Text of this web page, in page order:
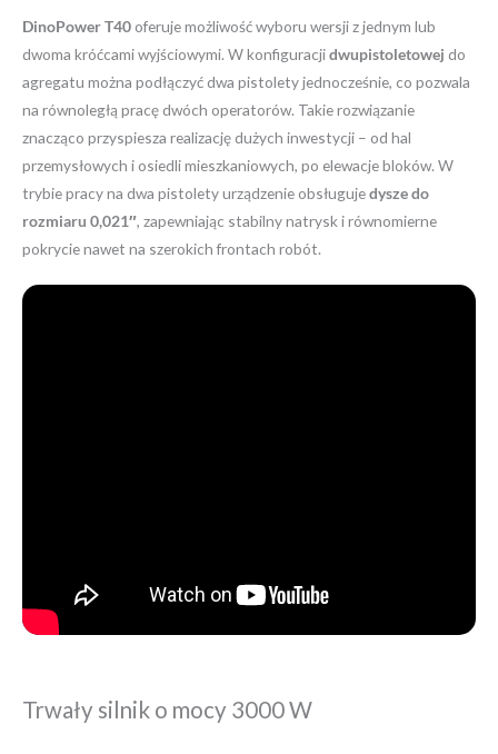
DinoPower T40 oferuje możliwość wyboru wersji z jednym lub
dwoma króćcami wyjściowymi. W konfiguracjidwupistoletowej do
agregatu można podłączyć dwa pistolety jednocześnie, co pozwala
na równoległą pracę dwóch operatorów. Takie rozwiązanie
znacząco przyspiesza realizację dużych inwestycji – od hal
przemysłowych i osiedli mieszkaniowych, po elewacje bloków. W
trybie pracy na dwa pistolety urządzenie obsługujedysze do
rozmiaru 0,021″, zapewniając stabilny natrysk i równomierne
pokrycie nawet na szerokich frontach robót.
Trwały silnik o mocy 3000 W